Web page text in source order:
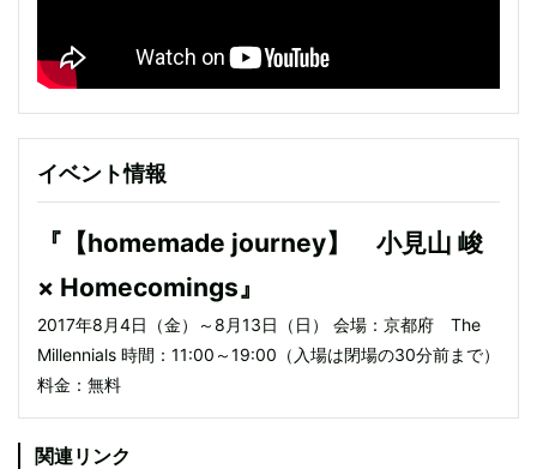
イベント情報
『【homemade journey】 小見山 峻
× Homecomings』
2017年8月4日（金）～8月13日（日） 会場：京都府 The
Millennials 時間：11:00～19:00（入場は閉場の30分前まで）
料金：無料
関連リンク